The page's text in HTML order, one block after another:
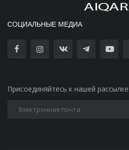
СОЦИАЛЬНЫЕ МЕДИА
Присоединяйтесь к нашей